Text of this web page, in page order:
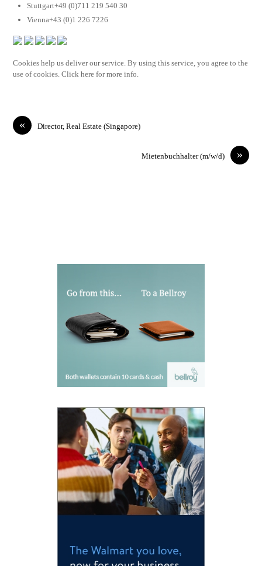
Stuttgart+49 (0)711 219 540 30
Vienna+43 (0)1 226 7226
Cookies help us deliver our service. By using this service, you agree to the
use of cookies. Click here for more info.
« Director, Real Estate (Singapore)
»
Mietenbuchhalter (m/w/d)